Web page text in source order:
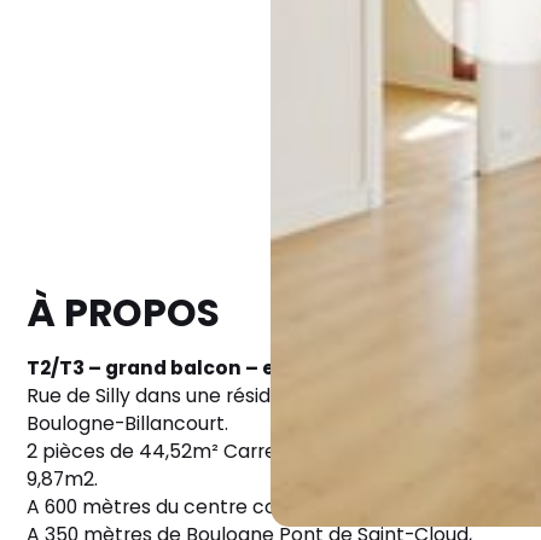
À PROPOS
T2/T3 – grand balcon – exposé OUEST sur jardin
Rue de Silly dans une résidence au cœur de
Boulogne-Billancourt.
2 pièces de 44,52m² Carrez avec grand balcon de
9,87m2.
A 600 mètres du centre commercial des Passages.